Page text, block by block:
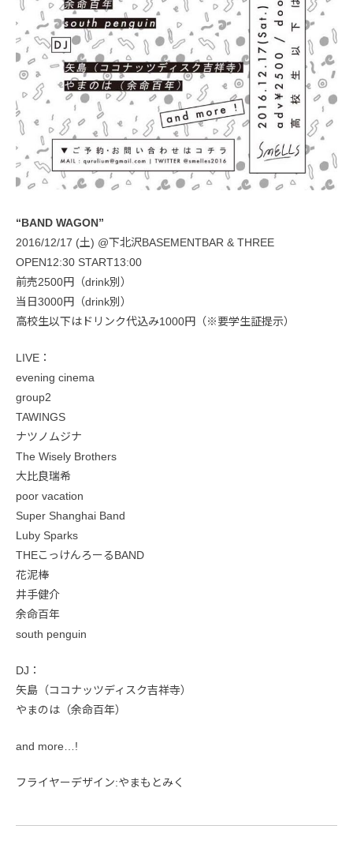
“BAND WAGON”
2016/12/17 (土) @下北沢BASEMENTBAR & THREE
OPEN12:30 START13:00
前売2500円（drink別）
当日3000円（drink別）
高校生以下はドリンク代込み1000円（※要学生証提示）
LIVE：
evening cinema
group2
TAWINGS
ナツノムジナ
The Wisely Brothers
大比良瑞希
poor vacation
Super Shanghai Band
Luby Sparks
THEこっけんろーるBAND
花泥棒
井手健介
余命百年
south penguin
DJ：
矢島（ココナッツディスク吉祥寺）
やまのは（余命百年）
and more…!
フライヤーデザイン:やまもとみく